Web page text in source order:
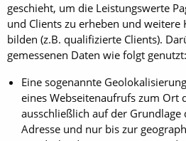
geschieht, um die Leistungswerte
und Clients zu erheben und weitere
bilden (z.B. qualifizierte Clients).
gemessenen Daten wie folgt genutzt:
Eine sogenannte
eines Webseitenaufrufs zum Ort
ausschließlich auf der
Adresse und nur bis zur